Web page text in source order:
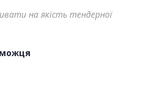
на якість тендерної